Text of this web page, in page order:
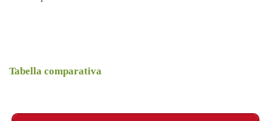
Tabella comparativa